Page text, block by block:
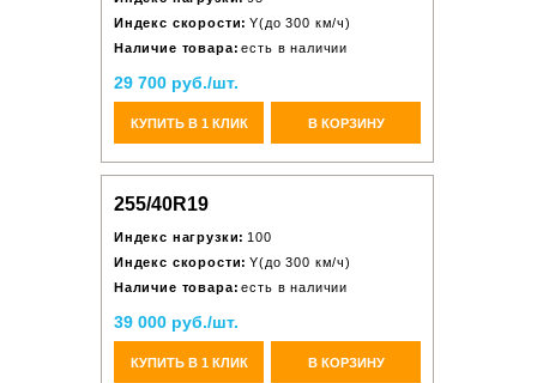
Индекс скорости: Y(до 300 км/ч)
Наличие товара: есть в наличии
29 700 руб./шт.
КУПИТЬ В 1 КЛИК В КОРЗИНУ
255/40R19
Индекс нагрузки: 100
Индекс скорости: Y(до 300 км/ч)
Наличие товара: есть в наличии
39 000 руб./шт.
КУПИТЬ В 1 КЛИК В КОРЗИНУ